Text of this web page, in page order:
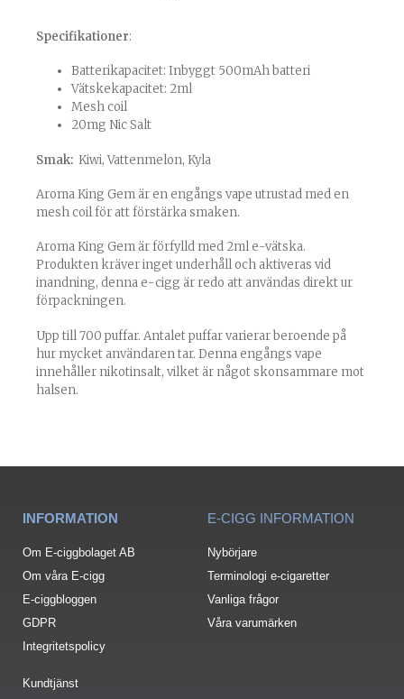
Specifikationer:
Batterikapacitet: Inbyggt 500mAh batteri
Vätskekapacitet: 2ml
Mesh coil
20mg Nic Salt
Smak: Kiwi, Vattenmelon, Kyla
Aroma King Gem är en engångs vape utrustad med en
mesh coil för att förstärka smaken.
Aroma King Gem är förfylld med 2ml e-vätska.
Produkten kräver inget underhåll och aktiveras vid
inandning, denna e-cigg är redo att användas direkt ur
förpackningen.
Upp till 700 puffar. Antalet puffar varierar beroende på
hur mycket användaren tar. Denna engångs vape
innehåller nikotinsalt, vilket är något skonsammare mot
halsen.
INFORMATION
Om E-ciggbolaget AB
Om våra E-cigg
E-ciggbloggen
GDPR
Integritetspolicy
Kundtjänst
E-CIGG INFORMATION
Nybörjare
Terminologi e-cigaretter
Vanliga frågor
Våra varumärken